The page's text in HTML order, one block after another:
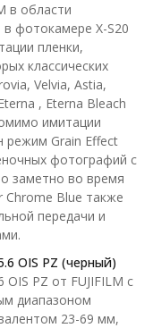
в области
фотокамере X-S20
пленки,
классических
Velvia, Astia,
, Eterna Bleach
имитации
режим Grain Effect
фотографий с
заметно во время
Blue также
передачи и
OIS PZ (черный)
PZ от FUJIFILM с
диапазоном
23-69 мм,